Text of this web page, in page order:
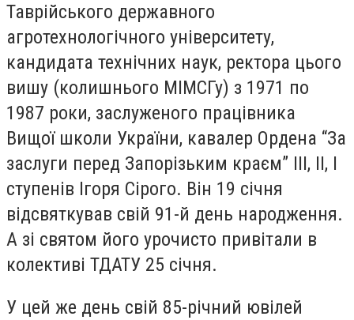
Таврійського державного
агротехнологічного університету,
кандидата технічних наук, ректора цього
вишу (колишнього МІМСГу) з 1971 по
1987 роки, заслуженого працівника
Вищої школи України, кавалер Ордена “За
заслуги перед Запорізьким краєм” III, II, I
ступенів Ігоря Сірого. Він 19 січня
відсвяткував свій 91-й день народження.
А зі святом його урочисто привітали в
колективі ТДАТУ 25 січня.
У цей же день свій 85-річний ювілей